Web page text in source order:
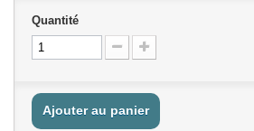
Quantité
Ajouter au panier